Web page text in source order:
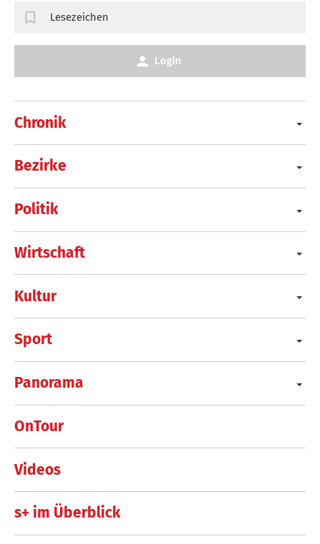
Chronik
Bezirke
Politik
Wirtschaft
Kultur
Sport
Panorama
OnTour
Videos
s+ im Überblick
Lesezeichen
Login